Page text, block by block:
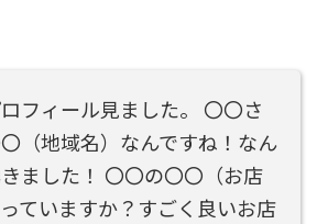
フィール見ました。 〇〇さ
（地域名）なんですね！なん
ました！ 〇〇の〇〇（お店
ていますか？すごく良いお店